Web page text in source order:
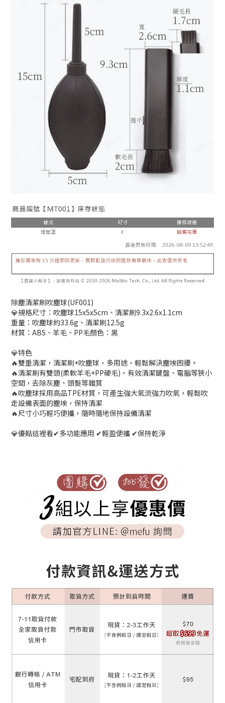
除塵清潔刷吹塵球(UF001)
💎規格尺寸：吹塵球15x5x5cm、清潔刷9.3x2.6x1.1cm
重量：吹塵球約33.6g、清潔刷12.5g
材質：ABS、羊毛、PP毛顏色：黑
💎特色
🔥雙重清潔，清潔刷+吹塵球，多用途，輕鬆解決塵埃困擾。
🔥清潔刷有雙頭(柔軟羊毛+PP硬毛)，有效清潔鍵盤、電腦等狹小
空間，去除灰塵、頭髮等雜質
🔥吹塵球採用高品TPE材質，可產生強大氣流強力吹氣，輕鬆吹
走設備表面的塵埃，保持清潔
🔥尺寸小巧輕巧便攜，隨時隨地保持設備清潔
💎優點這裡看✔多功能應用 ✔輕盈便攜 ✔保持乾淨